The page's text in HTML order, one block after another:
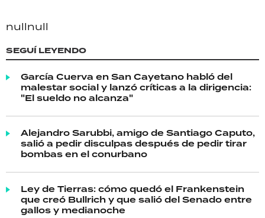
nullnull
SEGUÍ LEYENDO
García Cuerva en San Cayetano habló del
malestar social y lanzó críticas a la dirigencia:
"El sueldo no alcanza"
Alejandro Sarubbi, amigo de Santiago Caputo,
salió a pedir disculpas después de pedir tirar
bombas en el conurbano
Ley de Tierras: cómo quedó el Frankenstein
que creó Bullrich y que salió del Senado entre
gallos y medianoche